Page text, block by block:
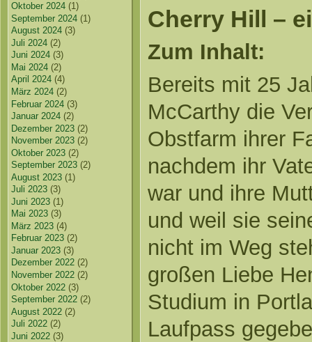
Oktober 2024 (1)
September 2024 (1)
August 2024 (3)
Juli 2024 (2)
Juni 2024 (3)
Mai 2024 (2)
April 2024 (4)
März 2024 (2)
Februar 2024 (3)
Januar 2024 (2)
Dezember 2023 (2)
November 2023 (2)
Oktober 2023 (2)
September 2023 (2)
August 2023 (1)
Juli 2023 (3)
Juni 2023 (1)
Mai 2023 (3)
März 2023 (4)
Februar 2023 (2)
Januar 2023 (3)
Dezember 2022 (2)
November 2022 (2)
Oktober 2022 (3)
September 2022 (2)
August 2022 (2)
Juli 2022 (2)
Juni 2022 (3)
Cherry Hill –
Zum Inhalt:
Bereits mit 25
McCarthy die
Obstfarm ihrer
nachdem ihr
war und ihre
und weil sie
nicht im Weg
großen Liebe
Studium in
Laufpass